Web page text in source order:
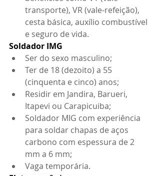
transporte), VR (vale-refeição),
cesta básica, auxílio combustível
e seguro de vida.
Soldador IMG
Ser do sexo masculino;
Ter de 18 (dezoito) a 55
(cinquenta e cinco) anos;
Residir em Jandira, Barueri,
Itapevi ou Carapicuiba;
Soldador MIG com experiência
para soldar chapas de aços
carbono com espessura de 2
mm a 6 mm;
Vaga temporária.